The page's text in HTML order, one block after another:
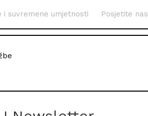
i suvremene umjetnosti Posjetite nas